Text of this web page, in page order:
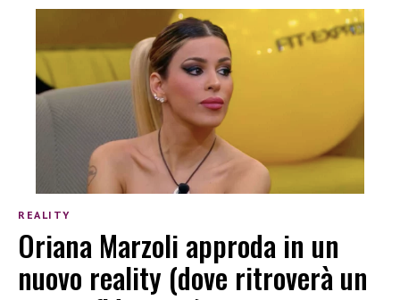
REALITY
Oriana Marzoli approda in un
nuovo reality (dove ritroverà un